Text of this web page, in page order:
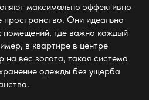
максимально эффективно
пространство. Они идеально
помещений, где важно каждый
в квартире в центре
на вес золота, такая система
одежды без ущерба